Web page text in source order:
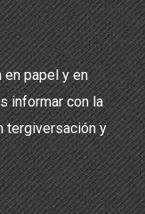
en papel y en
informar con la
tergiversación y